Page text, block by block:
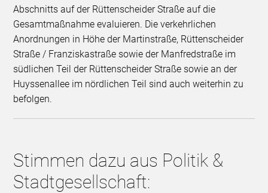
Abschnitts auf der Rüttenscheider Straße auf die
Gesamtmaßnahme evaluieren. Die verkehrlichen
Anordnungen in Höhe der Martinstraße, Rüttenscheider
Straße / Franziskastraße sowie der Manfredstraße im
südlichen Teil der Rüttenscheider Straße sowie an der
Huyssenallee im nördlichen Teil sind auch weiterhin zu
befolgen.
Stimmen dazu aus Politik &
Stadtgesellschaft: